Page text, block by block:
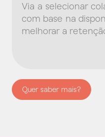
Via a selecionar
com base na
melhorar a
Quer saber mais?